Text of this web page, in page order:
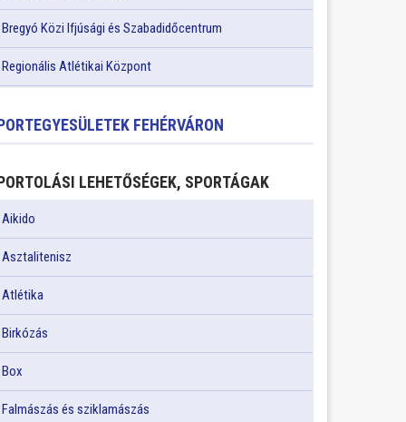
Bregyó Közi Ifjúsági és Szabadidőcentrum
Regionális Atlétikai Központ
FEHÉRVÁRON
LEHETŐSÉGEK, SPORTÁGAK
Aikido
Asztalitenisz
Atlétika
Birkózás
Box
Falmászás és sziklamászás